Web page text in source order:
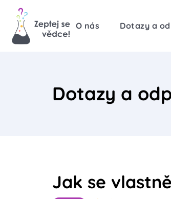
O nás Dotazy a
Dotazy a
Jak se